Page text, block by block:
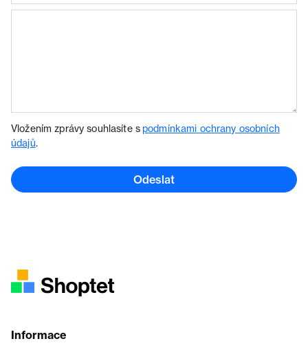
Vložením zprávy souhlasíte spodmínkami ochrany osobních
údajů.
Odeslat
Informace